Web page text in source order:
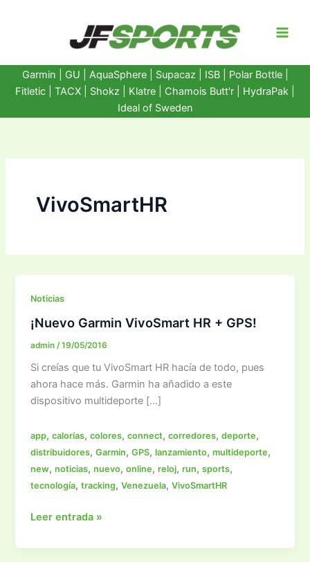
Garmin GU AquaSphere| Supacaz | ISB | Polar Bottle|
Fitletic
TACX Shokz Klatre Chamois Butt'r HydraPak
Ideal of Sweden
VivoSmartHR
Noticias
¡Nuevo Garmin VivoSmart HR + GPS!
admin /19/05/2016
Si creías que tu VivoSmart HR hacía de todo, pues
ahora hace más. Garmin ha añadido a este
dispositivo multideporte […]
app,calorías,colores,connect,corredores,deporte,
distribuidores,Garmin,GPS,lanzamiento,multideporte,
new,noticias,nuevo,online,reloj,run,sports,
tecnología,tracking,Venezuela,VivoSmartHR
¡Nuevo
VivoSmart
Leer entrada »